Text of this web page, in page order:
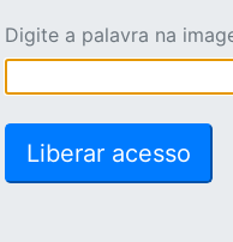
Digite a palavra na